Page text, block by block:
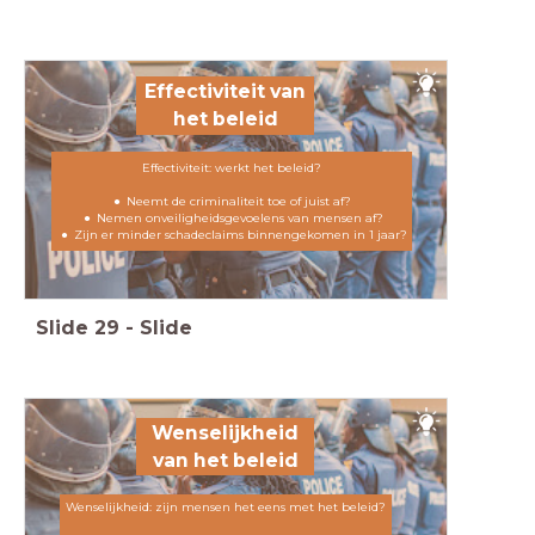
Effectiviteit: werkt het beleid?
Neemt de criminaliteit toe of juist af?
Nemen onveiligheidsgevoelens van mensen af?
Zijn er minder schadeclaims binnengekomen in 1 jaar?
Effectiviteit van
het beleid
Slide 29 - Slide
Wenselijkheid: zijn mensen het eens met het beleid?
Wenselijkheid
van het beleid